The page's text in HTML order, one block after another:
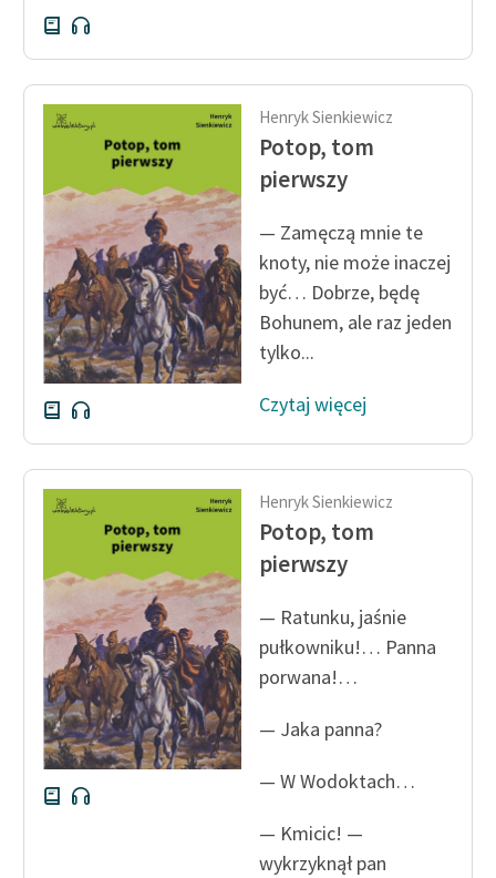
Henryk Sienkiewicz
Potop, tom
pierwszy
— Zamęczą mnie te
knoty, nie może inaczej
być… Dobrze, będę
Bohunem, ale raz jeden
tylko...
Czytaj więcej
Henryk Sienkiewicz
Potop, tom
pierwszy
— Ratunku, jaśnie
pułkowniku!… Panna
porwana!…
— Jaka panna?
— W Wodoktach…
— Kmicic! —
wykrzyknął pan